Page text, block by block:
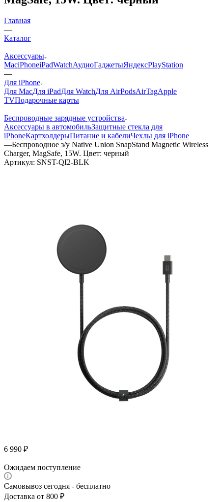
Главная
—
Каталог
—
Аксессуары
MaciPhoneiPadWatchАудиоГаджетыЯндексPlayStation
—
Для iPhone
Для MacДля iPadДля WatchДля AirPodsAirTagApple
TVПодарочные карты
—
Беспроводные зарядные устройства
Аксессуары в автомобильЗащитные стекла для
iPhoneКартхолдерыПитание и кабелиЧехлы для iPhone
—Беспроводное з/у Native Union SnapStand Magnetic Wireless
Charger, MagSafe, 15W. Цвет: черный
Артикул: SNST-QI2-BLK
6 990 ₽
Ожидаем поступление
Самовывоз сегодня - бесплатно
Доставка от 800 ₽